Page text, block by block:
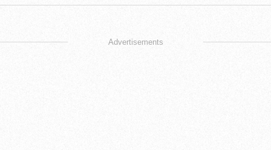
Advertisements